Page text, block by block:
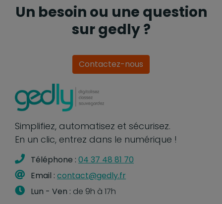
Un besoin ou une question
sur gedly ?
Contactez-nous
Simplifiez, automatisez et sécurisez.
En un clic, entrez dans le numérique !
Téléphone : 04 37 48 81 70
Email : contact@gedly.fr
Lun - Ven : de 9h à 17h